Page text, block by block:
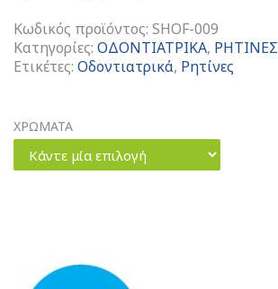
Κωδικός προϊόντος: SHOF-009
Κατηγορίες: ΟΔΟΝΤΙΑΤΡΙΚΑ, ΡΗΤΙΝΕΣ
Ετικέτες: Οδοντιατρικά, Ρητίνες
ΧΡΩΜΑΤΑ
Κάντε μία επιλογή